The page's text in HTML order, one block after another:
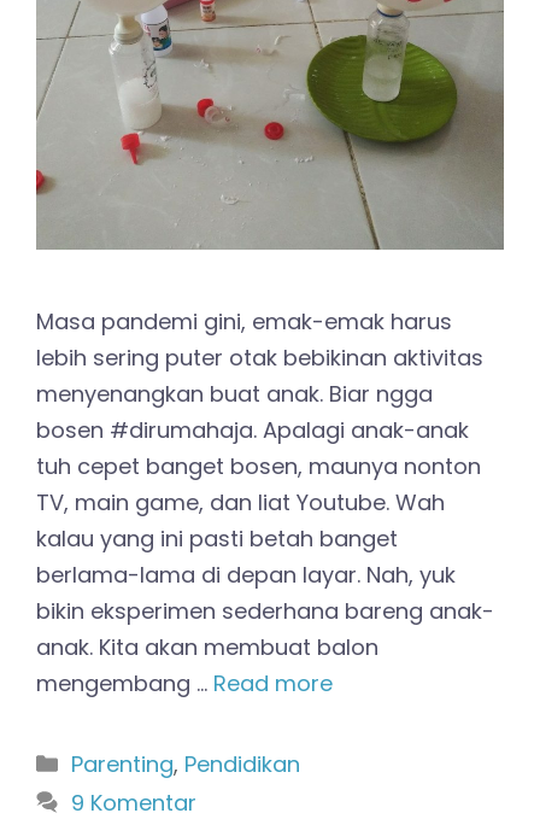
Masa pandemi gini, emak-emak harus
lebih sering puter otak bebikinan aktivitas
menyenangkan buat anak. Biar ngga
bosen #dirumahaja. Apalagi anak-anak
tuh cepet banget bosen, maunya nonton
TV, main game, dan liat Youtube. Wah
kalau yang ini pasti betah banget
berlama-lama di depan layar. Nah, yuk
bikin eksperimen sederhana bareng anak-
anak. Kita akan membuat balon
mengembang … Read more
Kategori
Parenting, Pendidikan
9 Komentar